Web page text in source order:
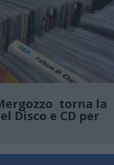
torna la
Disco e CD per